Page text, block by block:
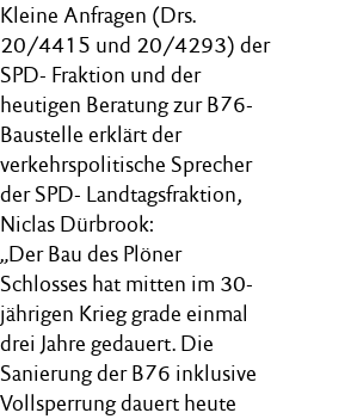
Kleine Anfragen (Drs.
20/4415 und 20/4293) der
SPD- Fraktion und der
heutigen Beratung zur B76-
Baustelle erklärt der
verkehrspolitische Sprecher
der SPD- Landtagsfraktion,
Niclas Dürbrook:
„Der Bau des Plöner
Schlosses hat mitten im 30-
jährigen Krieg grade einmal
drei Jahre gedauert. Die
Sanierung der B76 inklusive
Vollsperrung dauert heute